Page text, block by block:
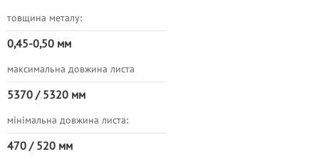
товщина металу:
0,45-0,50 мм
максимальна довжина листа
5370 / 5320 мм
мінімальна довжина листа:
470 / 520 мм